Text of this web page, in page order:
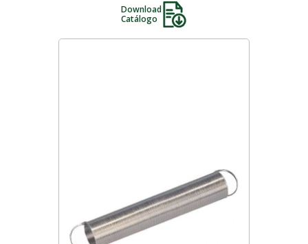
Download
Catálogo